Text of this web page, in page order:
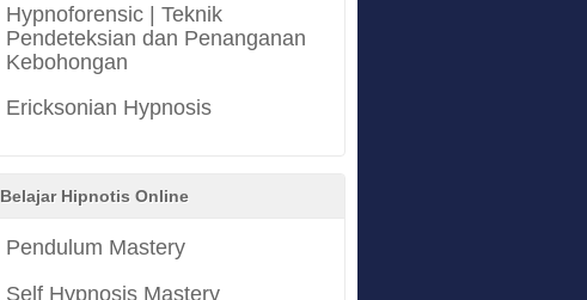
Hypnoforensic | Teknik
Pendeteksian dan Penanganan
Kebohongan
Ericksonian Hypnosis
Belajar Hipnotis Online
Pendulum Mastery
Self Hypnosis Mastery